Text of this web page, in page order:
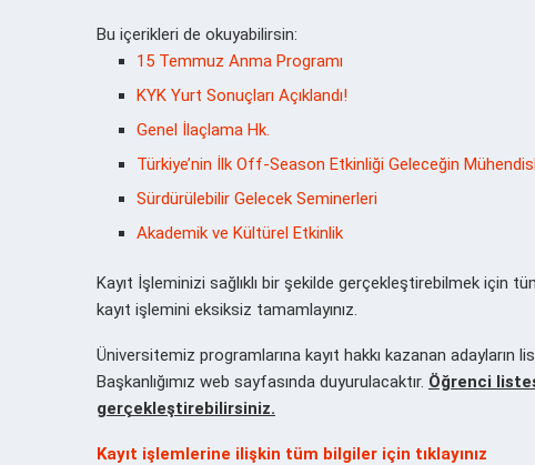
Bu içerikleri de okuyabilirsin:
15 Temmuz Anma Programı
KYK Yurt Sonuçları Açıklandı!
Genel İlaçlama Hk.
Türkiye’nin İlk Off-Season Etkinliği Geleceğin
Sürdürülebilir Gelecek Seminerleri
Akademik ve Kültürel Etkinlik
Kayıt İşleminizi sağlıklı bir şekilde gerçekleştirebilmek için
kayıt işlemini eksiksiz tamamlayınız.
Üniversitemiz programlarına kayıt hakkı kazanan adayların
Başkanlığımız web sayfasında duyurulacaktır. Öğrenci
gerçekleştirebilirsiniz.
Kayıt işlemlerine ilişkin tüm bilgiler için tıklayınız